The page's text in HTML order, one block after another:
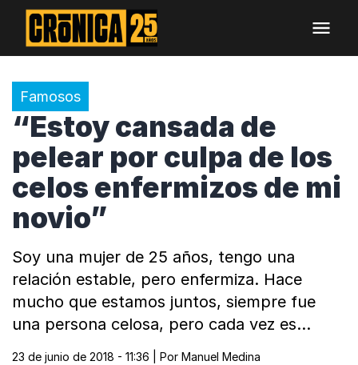
Famosos
“Estoy cansada de
pelear por culpa de los
celos enfermizos de mi
novio”
Soy una mujer de 25 años, tengo una
relación estable, pero enfermiza. Hace
mucho que estamos juntos, siempre fue
una persona celosa, pero cada vez es…
23 de junio de 2018 - 11:36 | Por Manuel Medina